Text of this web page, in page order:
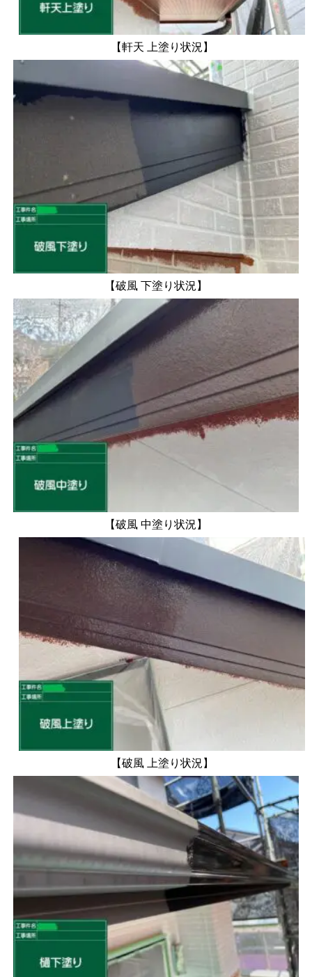
【軒天 上塗り状況】
【破風 下塗り状況】
【破風 中塗り状況】
【破風 上塗り状況】